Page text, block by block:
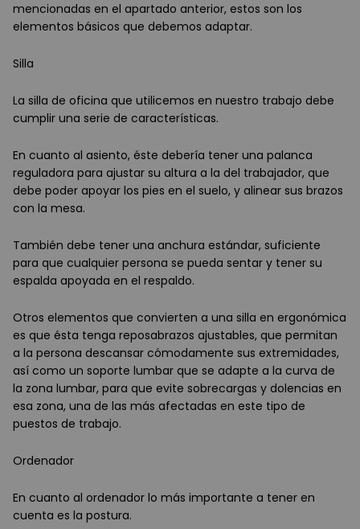
mencionadas en el apartado anterior, estos son los
elementos básicos que debemos adaptar.
Silla
La silla de oficina que utilicemos en nuestro trabajo debe
cumplir una serie de características.
En cuanto al asiento, éste debería tener una palanca
reguladora para ajustar su altura a la del trabajador, que
debe poder apoyar los pies en el suelo, y alinear sus brazos
con la mesa.
También debe tener una anchura estándar, suficiente
para que cualquier persona se pueda sentar y tener su
espalda apoyada en el respaldo.
Otros elementos que convierten a una silla en ergonómica
es que ésta tenga reposabrazos ajustables, que permitan
a la persona descansar cómodamente sus extremidades,
así como un soporte lumbar que se adapte a la curva de
la zona lumbar, para que evite sobrecargas y dolencias en
esa zona, una de las más afectadas en este tipo de
puestos de trabajo.
Ordenador
En cuanto al ordenador lo más importante a tener en
cuenta es la postura.